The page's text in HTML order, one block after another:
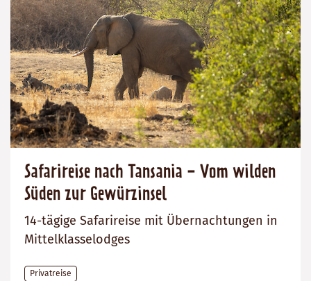
Safarireise nach Tansania - Vom wilden
Süden zur Gewürzinsel
14-tägige Safarireise mit Übernachtungen in
Mittelklasselodges
Privatreise